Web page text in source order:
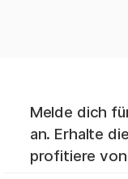
Melde dich
an. Erhalte
profitiere